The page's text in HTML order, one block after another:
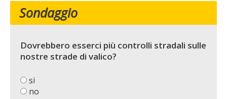
Sondaggio
Dovrebbero esserci più controlli stradali sulle
nostre strade di valico?
si
no